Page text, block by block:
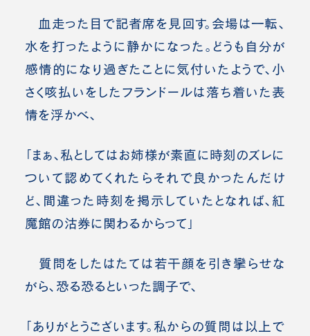
血走った目で記者席を見回す。会場は一転、
水を打ったように静かになった。どうも自分が
感情的になり過ぎたことに気付いたようで、小
さく咳払いをしたフランドールは落ち着いた表
情を浮かべ、
「まぁ、私としてはお姉様が素直に時刻のズレに
ついて認めてくれたらそれで良かったんだけ
ど、間違った時刻を掲示していたとなれば、紅
魔館の沽券に関わるからって」
質問をしたはたては若干顔を引き攣らせな
がら、恐る恐るといった調子で、
「ありがとうございます。私からの質問は以上で